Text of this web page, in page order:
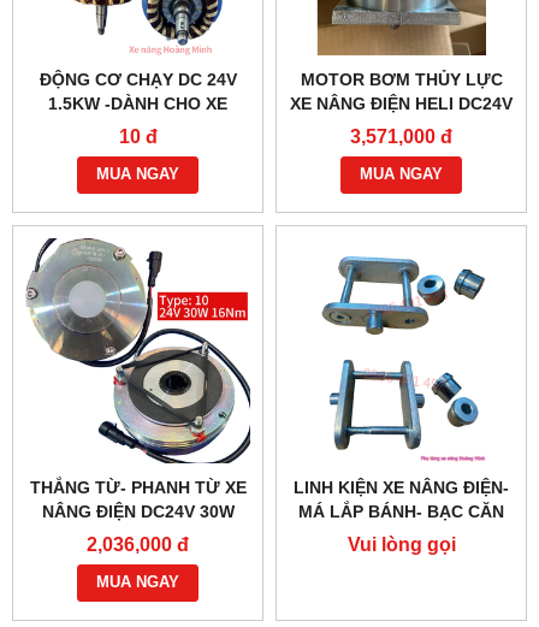
ĐỘNG CƠ CHẠY DC 24V
1.5KW -DÀNH CHO XE
NÂNG ĐIỆN HELI CBD30-
470 BỀN BỈ
10 đ
MUA NGAY
MOTOR BƠM THỦY LỰC
XE NÂNG ĐIỆN HELI DC24V
1.2KW- YC2412
3,571,000 đ
MUA NGAY
THẮNG TỪ- PHANH TỪ XE
NÂNG ĐIỆN DC24V 30W
G218-REB-04-10B
2,036,000 đ
MUA NGAY
LINH KIỆN XE NÂNG ĐIỆN-
MÁ LẮP BÁNH- BẠC CĂN
Vui lòng gọi